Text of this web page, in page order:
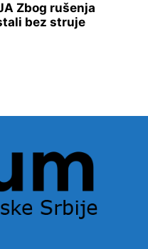
Zbog rušenja
bez struje